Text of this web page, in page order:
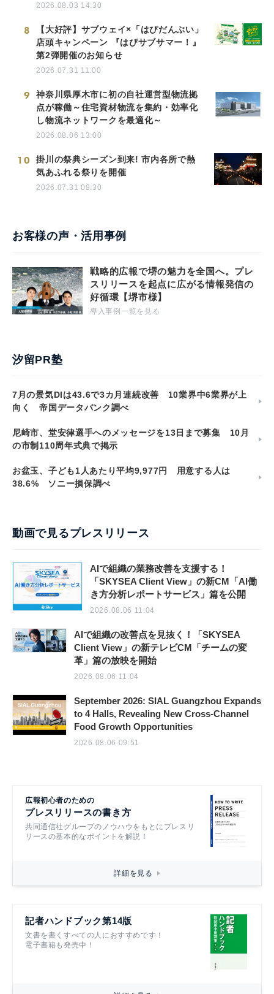
2026.08.03 14:30
8
【大好評】サブウェイ×「はぴだんぶい」
店頭キャンペーン 『はぴサブサマー！』
第2弾開催のお知らせ
2026.07.31 11:00
9
神奈川県厚木市に初の自社運営型物流拠
点が稼働～住宅資材物流を集約・効率化
し物流ネットワークを最適化～
2026.08.06 13:00
10
掛川の祭典シーズン到来! 市内各所で熱
気あふれる祭りを開催
2026.07.31 09:30
お客様の声・活用事例
戦略的広報で堺の魅力を全国へ。プレ
スリリースを起点に広がる情報発信の
好循環【堺市様】
導入事例一覧を見る
汐留PR塾
7月の景気DIは43.6で3カ月連続改善 10業界中6業界が上
向く 帝国データバンク調べ
尼崎市、堂安律選手へのメッセージを13日まで募集 10月
の市制110周年式典で掲示
お盆玉、子ども1人あたり平均9,977円 用意する人は
38.6% ソニー損保調べ
動画で見るプレスリリース
AIで組織の業務改善を支援する！
「SKYSEA Client View」の新CM「AI働
き方分析レポートサービス」篇を公開
2026.08.06 11:04
AIで組織の改善点を見抜く！「SKYSEA
Client View」の新テレビCM「チームの変
革」篇の放映を開始
2026.08.06 11:04
September 2026: SIAL Guangzhou Expands
to 4 Halls, Revealing New Cross-Channel
Food Growth Opportunities
2026.08.06 09:51
広報初心者のための
プレスリリースの書き方
共同通信社グループのノウハウをもとにプレスリ
リースの基本的なポイントを解説！
詳細を見る
記者ハンドブック第14版
文書を書くすべての人におすすめです！
電子書籍も発売中！